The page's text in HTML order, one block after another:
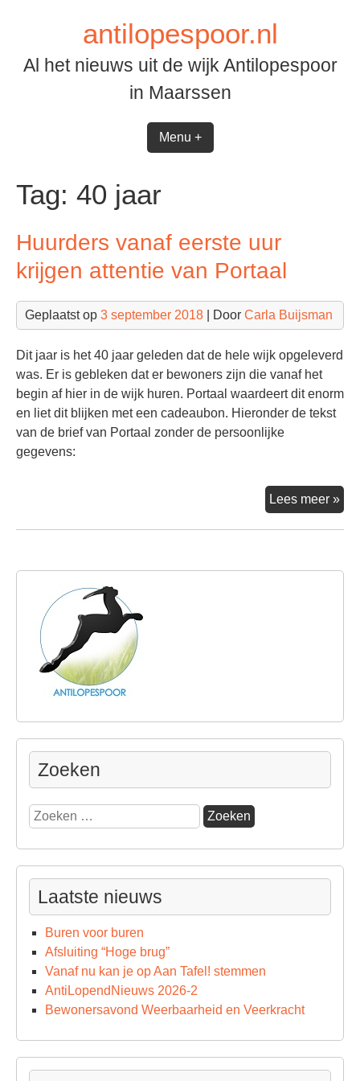
antilopespoor.nl
Al het nieuws uit de wijk Antilopespoor
in Maarssen
Menu +
Tag: 40 jaar
Huurders vanaf eerste uur
krijgen attentie van Portaal
Geplaatst op 3 september 2018 | Door Carla Buijsman
Dit jaar is het 40 jaar geleden dat de hele wijk opgeleverd
was. Er is gebleken dat er bewoners zijn die vanaf het
begin af hier in de wijk huren. Portaal waardeert dit enorm
en liet dit blijken met een cadeaubon. Hieronder de tekst
van de brief van Portaal zonder de persoonlijke
gegevens:
Lees meer »
Zoeken
Zoeken
naar:
Laatste nieuws
Buren voor buren
Afsluiting “Hoge brug”
Vanaf nu kan je op Aan Tafel! stemmen
AntiLopendNieuws 2026-2
Bewonersavond Weerbaarheid en Veerkracht